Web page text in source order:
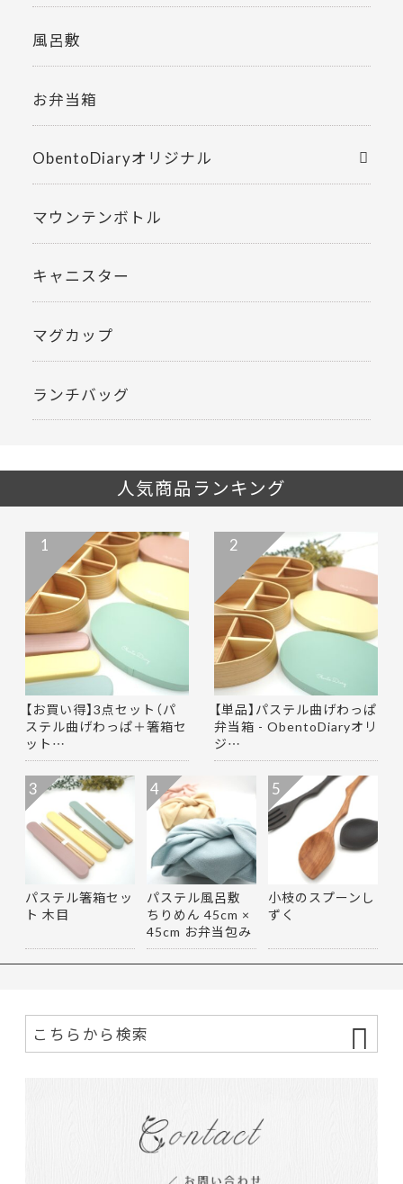
風呂敷
お弁当箱
ObentoDiaryオリジナル
マウンテンボトル
キャニスター
マグカップ
ランチバッグ
人気商品ランキング
【お買い得】3点セット（パ
ステル曲げわっぱ＋箸箱セ
ット…
1
【単品】パステル曲げわっぱ
弁当箱 - ObentoDiaryオリ
ジ…
2
パステル箸箱セッ
ト 木目
3
パステル風呂敷
ちりめん 45cm ×
45cm お弁当包み
マルチ…
4
小枝のスプーンし
ずく
5